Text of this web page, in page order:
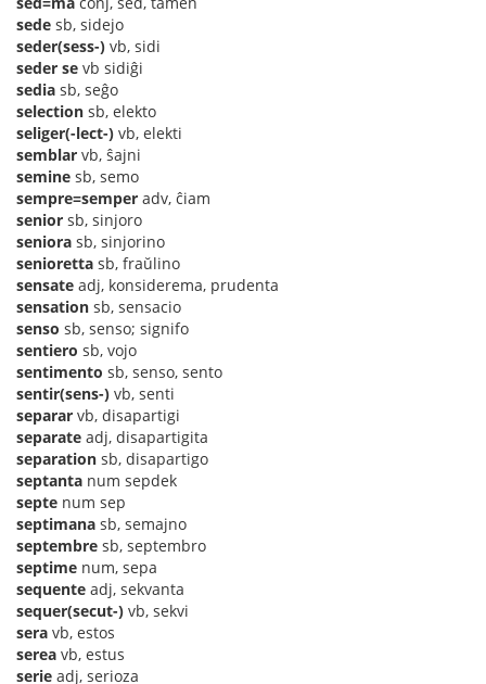
sede sb, sidejo
seder(sess-) vb, sidi
seder se vb sidiĝi
sedia sb, seĝo
selection sb, elekto
seliger(-lect-) vb, elekti
semblar vb, ŝajni
semine sb, semo
sempre=semper adv, ĉiam
senior sb, sinjoro
seniora sb, sinjorino
senioretta sb, fraŭlino
sensate adj, konsiderema, prudenta
sensation sb, sensacio
senso sb, senso; signifo
sentiero sb, vojo
sentimento sb, senso, sento
sentir(sens-) vb, senti
separar vb, disapartigi
separate adj, disapartigita
separation sb, disapartigo
septanta num sepdek
septe num sep
septimana sb, semajno
septembre sb, septembro
septime num, sepa
sequente adj, sekvanta
sequer(secut-) vb, sekvi
sera vb, estos
serea vb, estus
serie adj, serioza